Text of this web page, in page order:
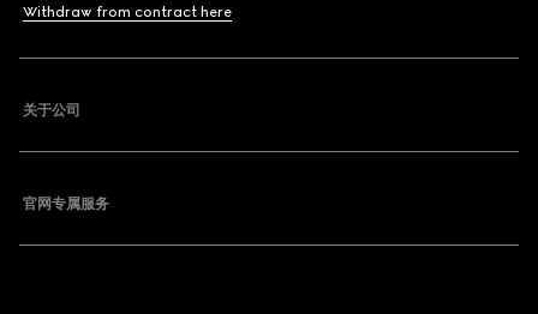
Withdraw from contract here
关于公司
官网专属服务